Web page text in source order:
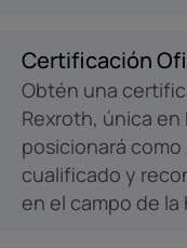
Certificación
Obtén una
Rexroth, única en
posicionará
cualificado y
en el campo de